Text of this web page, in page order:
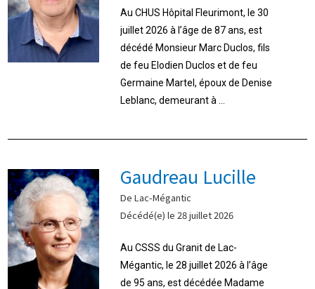
Au CHUS Hôpital Fleurimont, le 30
juillet 2026 à l’âge de 87 ans, est
décédé Monsieur Marc Duclos, fils
de feu Elodien Duclos et de feu
Germaine Martel, époux de Denise
Leblanc, demeurant à ...
Gaudreau Lucille
De Lac-Mégantic
Décédé(e) le 28 juillet 2026
Au CSSS du Granit de Lac-
Mégantic, le 28 juillet 2026 à l’âge
de 95 ans, est décédée Madame